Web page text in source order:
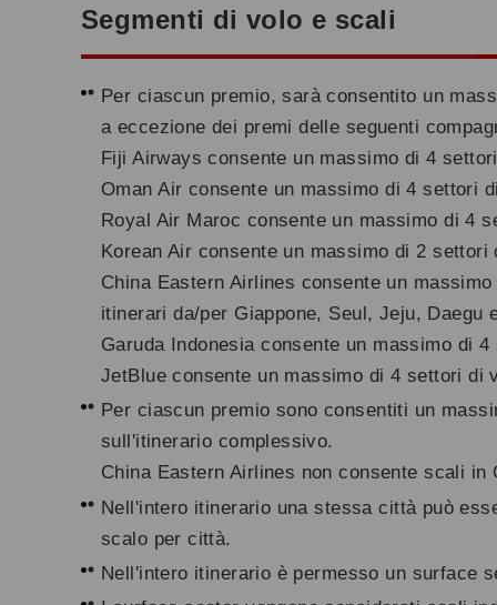
Segmenti di volo e scali
Per ciascun premio, sarà consentito un
a eccezione dei premi delle seguenti
Fiji Airways consente un massimo di 4
Oman Air consente un massimo di 4 settori
Royal Air Maroc consente un massimo di 4
Korean Air consente un massimo di 2 settori
China Eastern Airlines consente un
itinerari da/per Giappone, Seul, Jeju,
Garuda Indonesia consente un massimo di
JetBlue consente un massimo di 4 settori di
Per ciascun premio sono consentiti un
sull'itinerario complessivo.
China Eastern Airlines non consente scali
Nell'intero itinerario una stessa città può
scalo per città.
Nell'intero itinerario è permesso un surface